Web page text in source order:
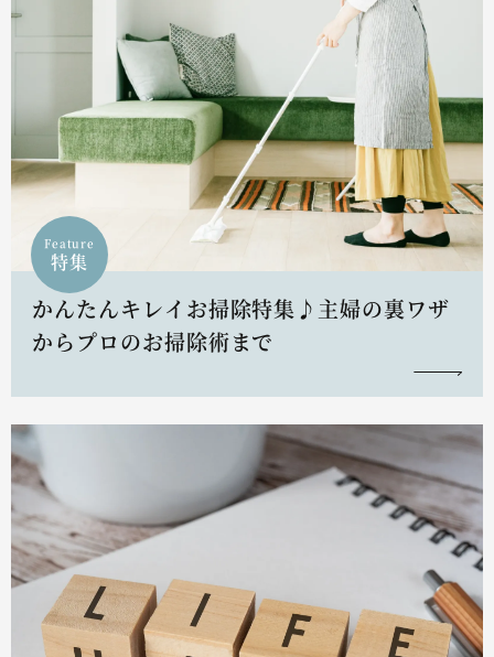
Feature
特集
かんたんキレイお掃除特集♪主婦の裏ワザ
からプロのお掃除術まで